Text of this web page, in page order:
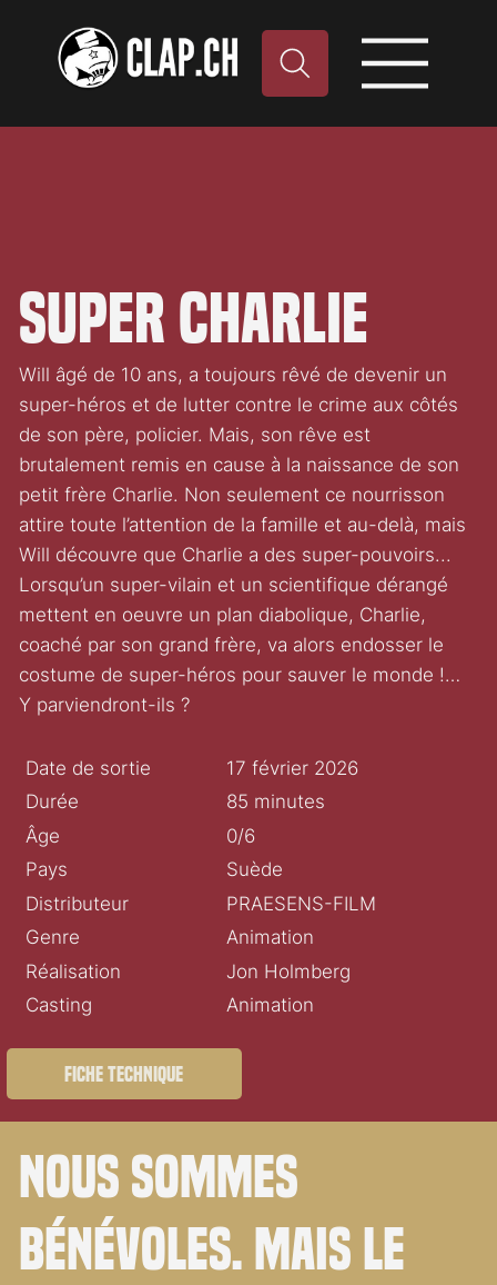
Super Charlie
Will âgé de 10 ans, a toujours rêvé de devenir un
super-héros et de lutter contre le crime aux côtés
de son père, policier. Mais, son rêve est
brutalement remis en cause à la naissance de son
petit frère Charlie. Non seulement ce nourrisson
attire toute l’attention de la famille et au-delà, mais
Will découvre que Charlie a des super-pouvoirs...
Lorsqu’un super-vilain et un scientifique dérangé
mettent en oeuvre un plan diabolique, Charlie,
coaché par son grand frère, va alors endosser le
costume de super-héros pour sauver le monde !…
Y parviendront-ils ?
Date de sortie
17 février 2026
Durée
85 minutes
Âge
0/6
Pays
Suède
Distributeur
PRAESENS-FILM
Genre
Animation
Réalisation
Jon Holmberg
Casting
Animation
Fiche technique
Nous sommes
bénévoles. Mais le